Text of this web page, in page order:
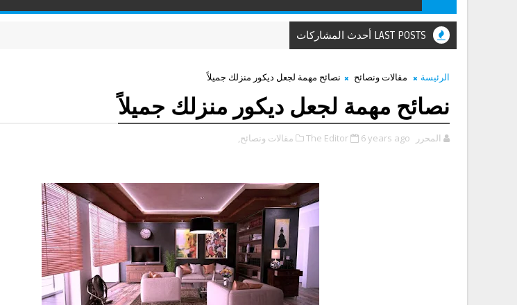
LAST POSTS أحدث المشاركات
الرئيسة مقالات ونصائح نصائح مهمة لجعل ديكور منزلك جميلاً
نصائح مهمة لجعل ديكور منزلك جميلاً
المحرر The Editor 6 years ago مقالات ونصائح,